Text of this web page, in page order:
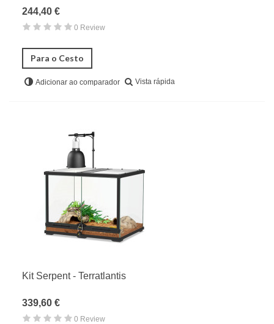
244,40 €
0 Review
Para o Cesto
Adicionar ao comparador Vista rápida
Kit Serpent - Terratlantis
339,60 €
0 Review